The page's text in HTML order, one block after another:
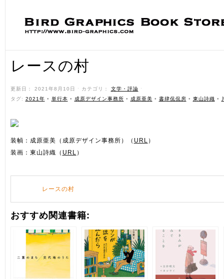
レースの村
更新日： 2021年8月10日 ˑ カテゴリ： 文学・評論 ˑ
タグ: 2021年 • 単行本 • 成原デザイン事務所 • 成原亜美 • 書肆侃侃房 • 東山詩織 •
装幀：成原亜美（成原デザイン事務所）（ URL ）
装画：東山詩織（ URL ）
レースの村
おすすめ関連書籍: